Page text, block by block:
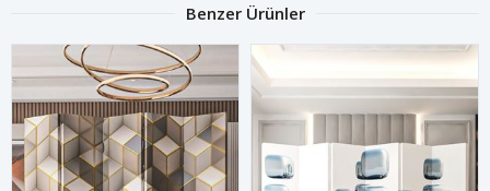
Benzer Ürünler